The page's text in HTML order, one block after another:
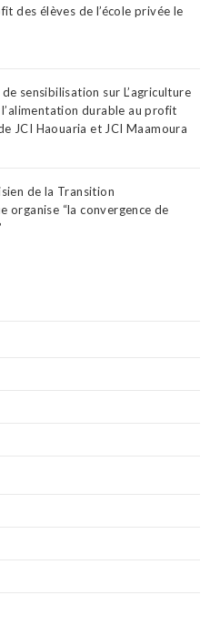
des élèves de l’école privée le
sensibilisation sur L’agriculture
durable au profit
JCI Haouaria et JCI Maamoura
de la Transition
organise “la convergence de